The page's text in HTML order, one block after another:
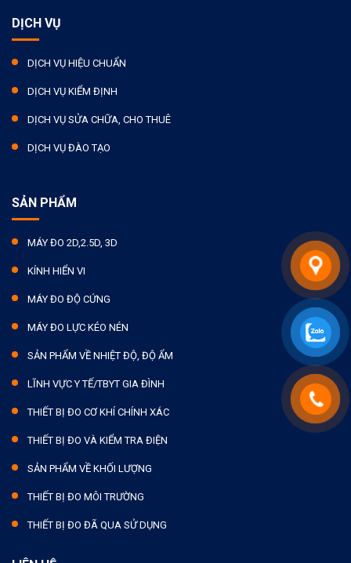
DỊCH VỤ
DỊCH VỤ HIỆU CHUẨN
DỊCH VỤ KIỂM ĐỊNH
DỊCH VỤ SỬA CHỮA, CHO THUÊ
DỊCH VỤ ĐÀO TẠO
SẢN PHẨM
MÁY ĐO 2D,2.5D, 3D
KÍNH HIỂN VI
MÁY ĐO ĐỘ CỨNG
MÁY ĐO LỰC KÉO NÉN
SẢN PHẨM VỀ NHIỆT ĐỘ, ĐỘ ẨM
LĨNH VỰC Y TẾ/TBYT GIA ĐÌNH
THIẾT BỊ ĐO CƠ KHÍ CHÍNH XÁC
THIẾT BỊ ĐO VÀ KIỂM TRA ĐIỆN
SẢN PHẨM VỀ KHỐI LƯỢNG
THIẾT BỊ ĐO MÔI TRƯỜNG
THIẾT BỊ ĐO ĐÃ QUA SỬ DỤNG